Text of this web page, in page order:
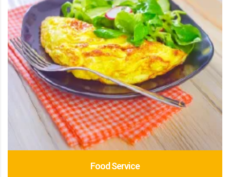
Food Service